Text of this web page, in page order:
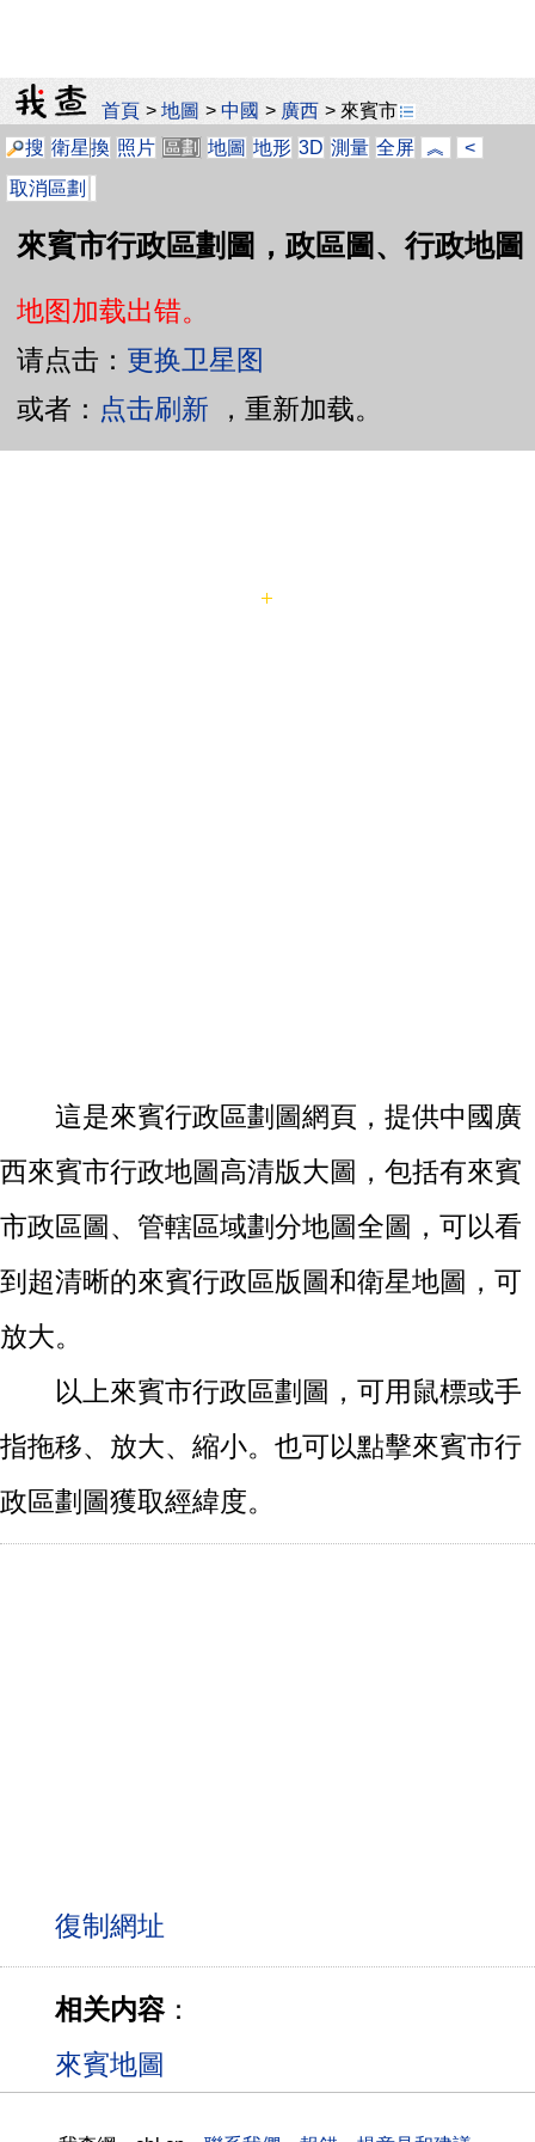
首頁 >地圖 >中國 > 廣西 > 來賓市
搜 衛星換 照片 區劃 地圖 地形 3D 測量 全屏 ︽
<
取消區劃
來賓市行政區劃圖，政區圖、行政地圖
地图加载出错。
请点击： 更换卫星图
或者： 点击刷新 ，重新加载。
這是來賓行政區劃圖網頁，提供中國廣
西來賓市行政地圖高清版大圖，包括有來賓
市政區圖、管轄區域劃分地圖全圖，可以看
到超清晰的來賓行政區版圖和衛星地圖，可
放大。
以上來賓市行政區劃圖，可用鼠標或手
指拖移、放大、縮小。也可以點擊來賓市行
政區劃圖獲取經緯度。
相关内容：
來賓地圖